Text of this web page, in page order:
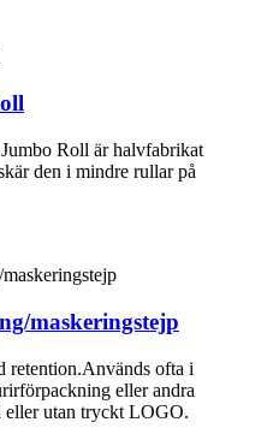
Roll är halvfabrikat
den i mindre rullar på
maskeringstejp
retention.Används ofta i
eller andra
eller utan tryckt LOGO.